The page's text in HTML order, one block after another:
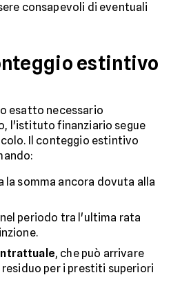
consapevoli di eventuali
estintivo
esatto necessario
l'istituto finanziario segue
Il conteggio estintivo
la somma ancora dovuta alla
nel periodo tra l'ultima rata
, che può arrivare
residuo per i prestiti superiori